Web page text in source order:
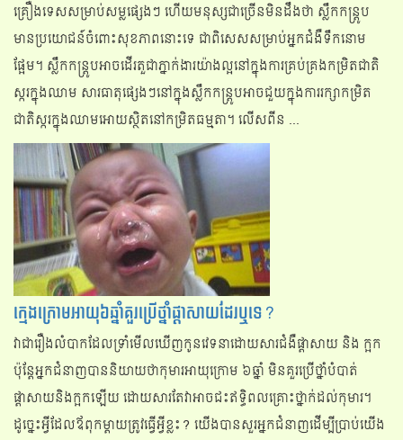
គ្រឿងទេស​សម្រាប់សម្លផ្សេងៗ ហើយមនុស្សជាច្រើនមិនដឹងថា ស្លឹកកន្រ្តូប
មានប្រយោជន៍ចំពោះសុខភាពនោះទេ ជាពិសេសសម្រាប់អ្នកជំងឺទឹកនោម
ផ្អែម។ ស្លឹកកន្រ្តូបអាចដើរតួជាភ្នាក់ងារយ៉ាងល្អនៅក្នុងការគ្រប់គ្រងកម្រិតជាតិ
ស្ករក្នុងឈាម សារធាតុផ្សេងៗនៅក្នុងស្លឹកកន្រ្តូបអាចជួយក្នុងការរក្សាកម្រិត
ជាតិស្ករក្នុងឈាមអោយស្ថិតនៅកម្រិតធម្មតា។ លើសពីន ...
ក្មេងក្រោមអាយុ៦ឆ្នាំគួរប្រើថ្នាំផ្ដាសាយដែរឬទេ?
វាជារឿងលំបាកដែលទ្រំាមើលឃើញកូនវេទនាដោយសារជំងឺផ្ដាសាយ និង ក្អក
ប៉ុន្តែអ្នកជំនាញបាននិយាយថាកុមារអាយុក្រោម ៦ឆ្នាំ មិនគួរប្រើថ្នាំបំបាត់
ផ្តាសាយនិងក្អកឡើយ ដោយសារតែវាអាចជះឥទ្ធិពលគ្រោះថ្នាក់ដល់កុមារ។
ដូច្នេះអ្វីដែលឪពុកម្តាយត្រូវធ្វើអ្វីខ្លះ? យើងបានសួរអ្នកជំនាញដើម្បីប្រាប់យើង